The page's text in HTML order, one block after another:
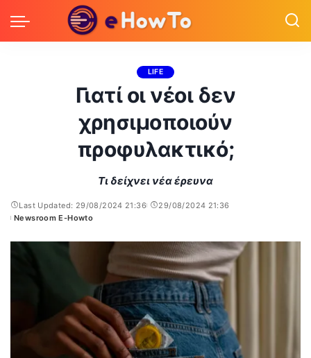
LIFE
Γιατί οι νέοι δεν
χρησιμοποιούν
προφυλακτικό;
Τι δείχνει νέα έρευνα
Last Updated: 29/08/2024 21:36
29/08/2024 21:36
Posted
Newsroom E-Howto